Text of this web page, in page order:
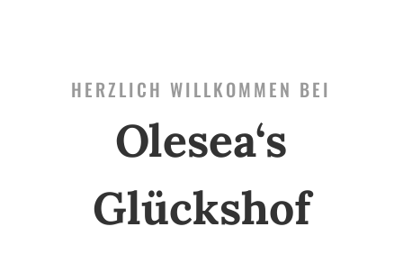
HERZLICH WILLKOMMEN BEI
Olesea‘s
Glückshof